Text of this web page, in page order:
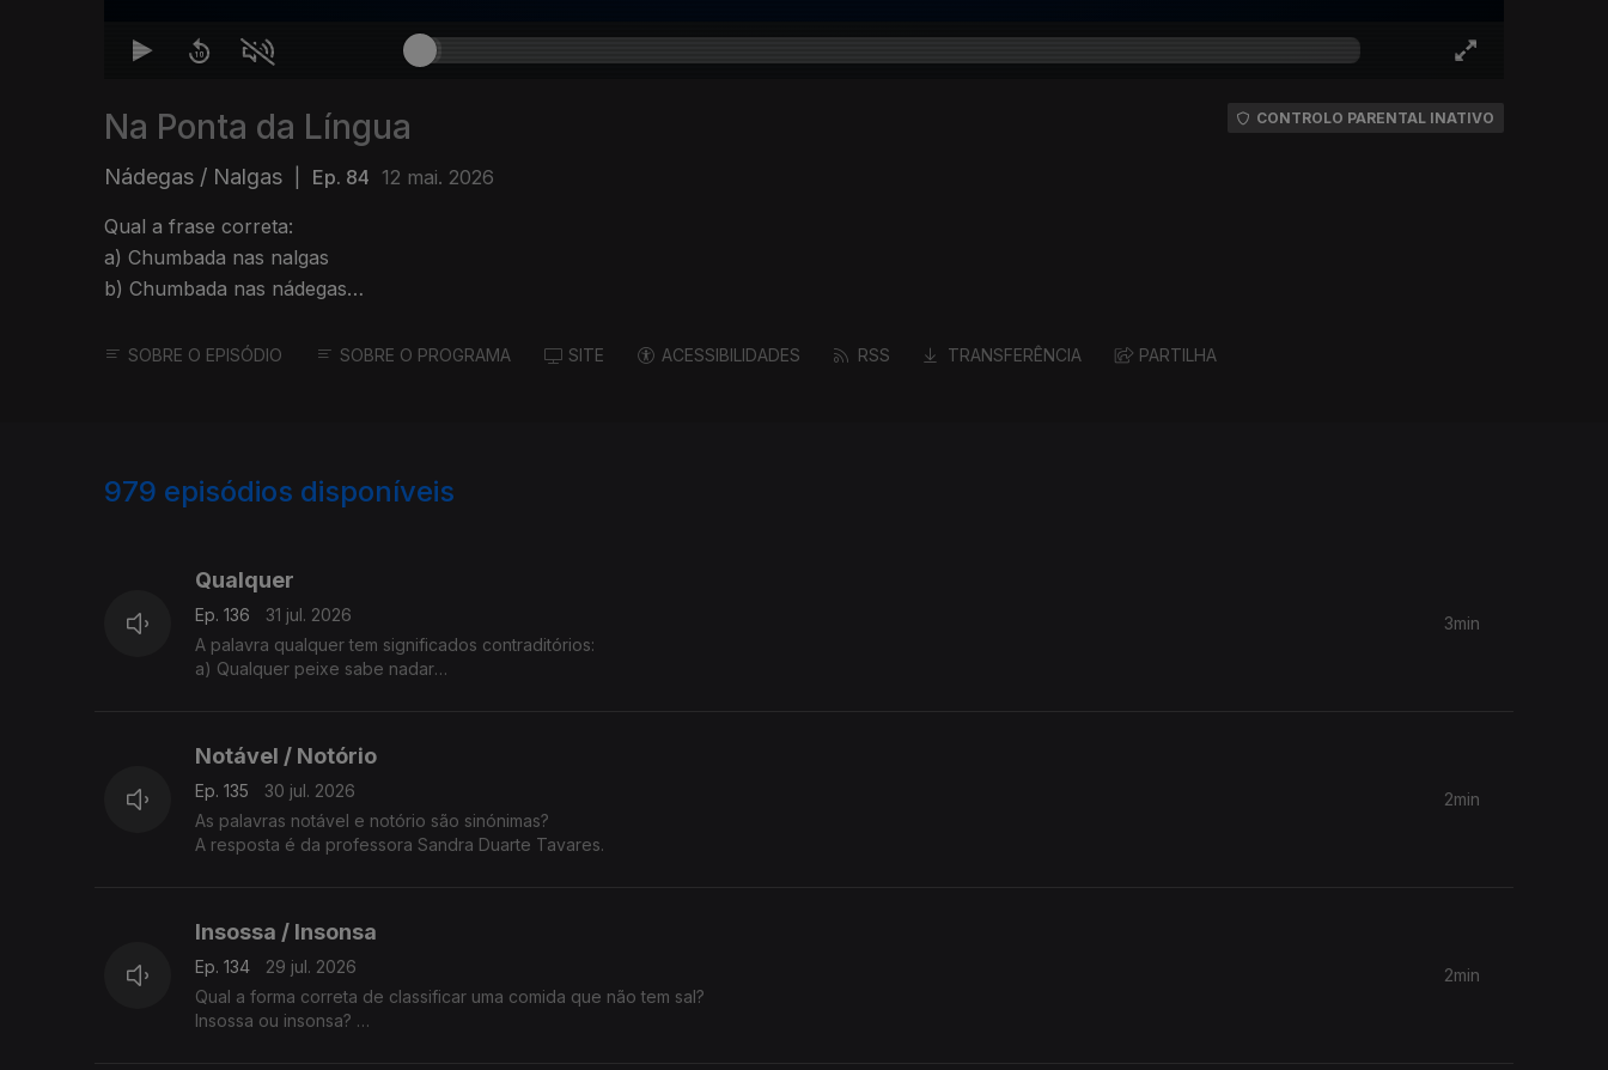
Na Ponta da Língua
Nádegas / Nalgas Ep. 84 12 mai. 2026
Qual a frase correta:
a) Chumbada nas nalgas
b) Chumbada nas nádegas
CONTROLO PARENTAL INATIVO
SOBRE O EPISÓDIO SOBRE O PROGRAMA SITE ACESSIBILIDADES RSS TRANSFERÊNCIA PARTILHA
979 episódios disponíveis
Qualquer
Ep. 136
31 jul. 2026
A palavra qualquer tem significados contraditórios:
a) Qualquer peixe sabe nadar
3min
Notável / Notório
Ep. 135
30 jul. 2026
As palavras notável e notório são sinónimas?
A resposta é da professora Sandra Duarte Tavares.
2min
Insossa / Insonsa
Ep. 134
29 jul. 2026
Qual a forma correta de classificar uma comida que não tem sal?
Insossa ou insonsa?
2min